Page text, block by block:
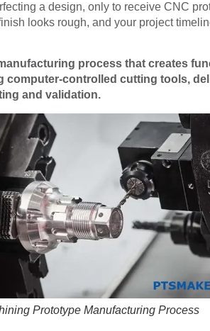
a design, only to receive CNC
looks rough, and your project
process that creates
computer-controlled cutting tools,
and validation.
Prototype Manufacturing Process